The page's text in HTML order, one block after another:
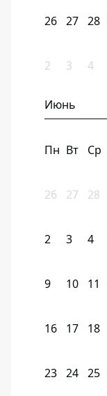
26 27 28
2 3 4
Июнь
Пн Вт Ср
26 27 28
2 3 4
9 10 11
16 17 18
23 24 25